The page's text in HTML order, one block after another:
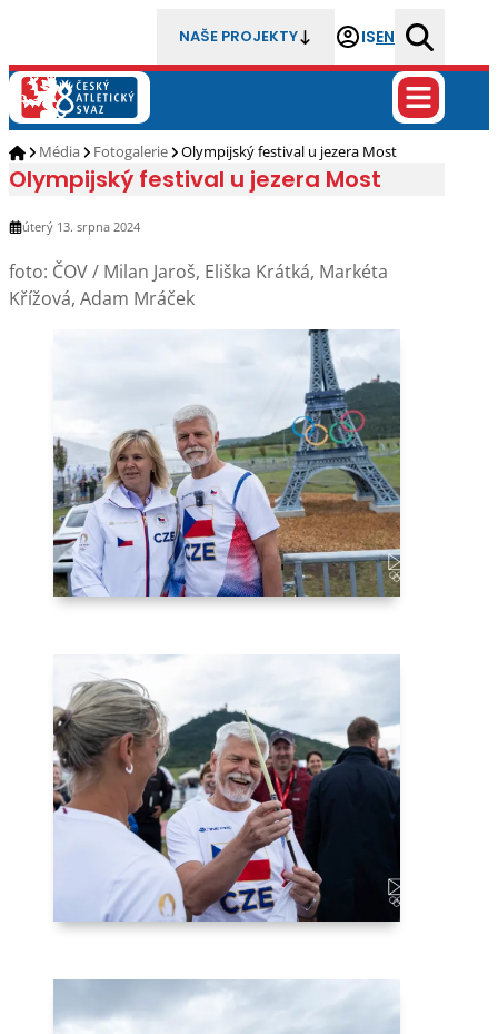
NAŠE PROJEKTY ISEN
Média Fotogalerie Olympijský festival u jezera Most
Olympijský festival u jezera Most
úterý 13. srpna 2024
foto: ČOV / Milan Jaroš, Eliška Krátká, Markéta
Křížová, Adam Mráček